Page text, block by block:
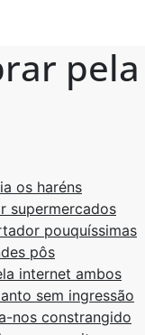
pela
os haréns
supermercados
pouquíssimas
pôs
internet ambos
sem ingressão
nos constrangido